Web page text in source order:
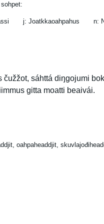
j: Joatkkaoahpahus n:
čužžot, sáhttá diŋgojumi
gitta moatti beaivái.
oahpaheaddjit,